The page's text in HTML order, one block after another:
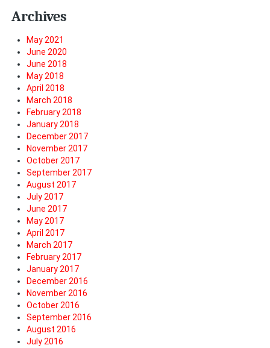
Archives
May 2021
June 2020
June 2018
May 2018
April 2018
March 2018
February 2018
January 2018
December 2017
November 2017
October 2017
September 2017
August 2017
July 2017
June 2017
May 2017
April 2017
March 2017
February 2017
January 2017
December 2016
November 2016
October 2016
September 2016
August 2016
July 2016